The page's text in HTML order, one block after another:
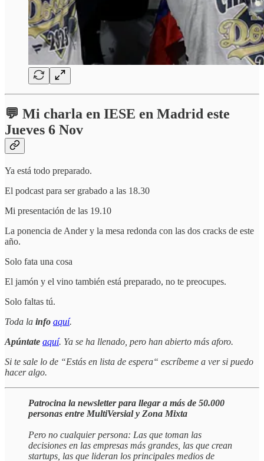
💬 Mi charla en IESE en Madrid este
Jueves 6 Nov
Ya está todo preparado.
El podcast para ser grabado a las 18.30
Mi presentación de las 19.10
La ponencia de Ander y la mesa redonda con las dos cracks de este
año.
Solo fata una cosa
El jamón y el vino también está preparado, no te preocupes.
Solo faltas tú.
Toda la info aquí.
Apúntate aquí. Ya se ha llenado, pero han abierto más aforo.
Si te sale lo de “Estás en lista de espera“ escríbeme a ver si puedo
hacer algo.
Patrocina la newsletter para llegar a más de 50.000
personas entre MultiVersial y Zona Mixta
Pero no cualquier persona: Las que toman las
decisiones en las empresas más grandes, las que crean
startups, las que lideran los principales medios de